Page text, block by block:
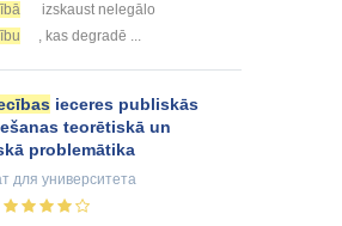
izskaust nelegālo
, kas degradē ...
ieceres publiskās
teorētiskā un
problemātika
для университета